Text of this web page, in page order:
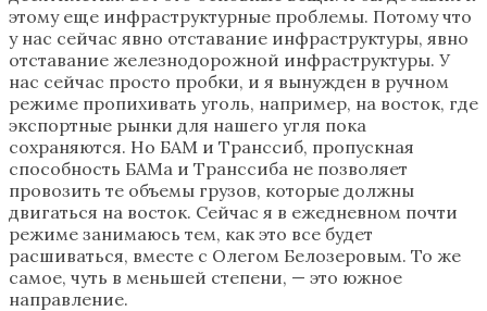
этому еще инфраструктурные проблемы. Потому что
у нас сейчас явно отставание инфраструктуры, явно
отставание железнодорожной инфраструктуры. У
нас сейчас просто пробки, и я вынужден в ручном
режиме пропихивать уголь, например, на восток, где
экспортные рынки для нашего угля пока
сохраняются. Но БАМ и Транссиб, пропускная
способность БАМа и Транссиба не позволяет
провозить те объемы грузов, которые должны
двигаться на восток. Сейчас я в ежедневном почти
режиме занимаюсь тем, как это все будет
расшиваться, вместе с Олегом Белозеровым. То же
самое, чуть в меньшей степени, — это южное
направление.